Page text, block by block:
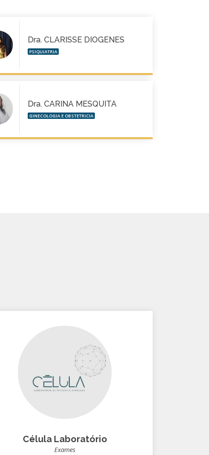
Dra. CLARISSE DIOGENES
PSIQUIATRIA
Dra. CARINA MESQUITA
GINECOLOGIA E OBSTETRICIA
Célula Laboratório
Exames